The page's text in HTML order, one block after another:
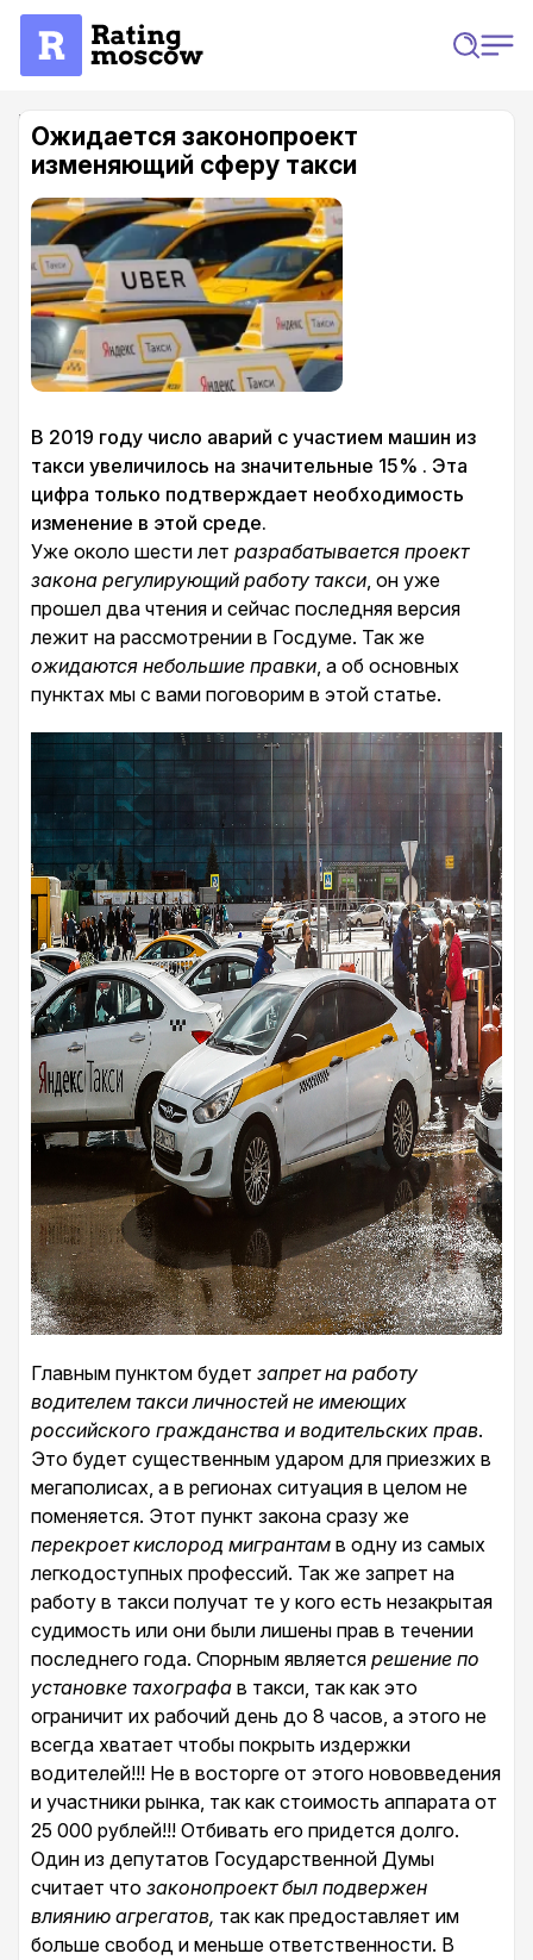
Главная
Ожидается законопроект
изменяющий сферу такси
В 2019 году число аварий с участием машин из
такси увеличилось на значительные 15% . Эта
цифра только подтверждает необходимость
изменение в этой среде.
Уже около шести лет разрабатывается проект
закона регулирующий работу такси, он уже
прошел два чтения и сейчас последняя версия
лежит на рассмотрении в Госдуме. Так же
ожидаются небольшие правки, а об основных
пунктах мы с вами поговорим в этой статье.
Главным пунктом будет запрет на работу
водителем такси личностей не имеющих
российского гражданства и водительских прав.
Это будет существенным ударом для приезжих в
мегаполисах, а в регионах ситуация в целом не
поменяется. Этот пункт закона сразу же
перекроет кислород мигрантам в одну из самых
легкодоступных профессий. Так же запрет на
работу в такси получат те у кого есть незакрытая
судимость или они были лишены прав в течении
последнего года. Спорным является решение по
установке тахографа в такси, так как это
ограничит их рабочий день до 8 часов, а этого не
всегда хватает чтобы покрыть издержки
водителей!!! Не в восторге от этого нововведения
и участники рынка, так как стоимость аппарата от
25 000 рублей!!! Отбивать его придется долго.
Один из депутатов Государственной Думы
считает что законопроект был подвержен
влиянию агрегатов, так как предоставляет им
больше свобод и меньше ответственности. В